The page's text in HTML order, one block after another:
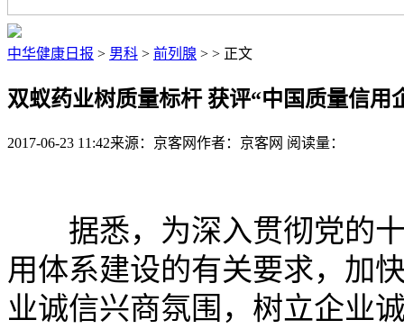
中华健康日报 > 男科 > 前列腺 > > 正文
双蚁药业树质量标杆 获评“中国质量信用
2017-06-23 11:42来源：京客网作者：京客网 阅读量：
据悉，为深入贯彻党的十
用体系建设的有关要求，加
业诚信兴商氛围，树立企业